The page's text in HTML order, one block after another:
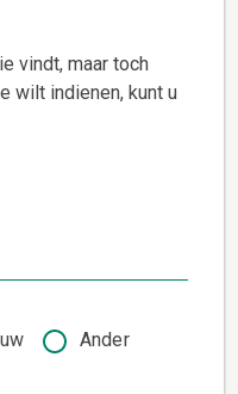
vindt, maar toch
wilt indienen, kunt u
Ander